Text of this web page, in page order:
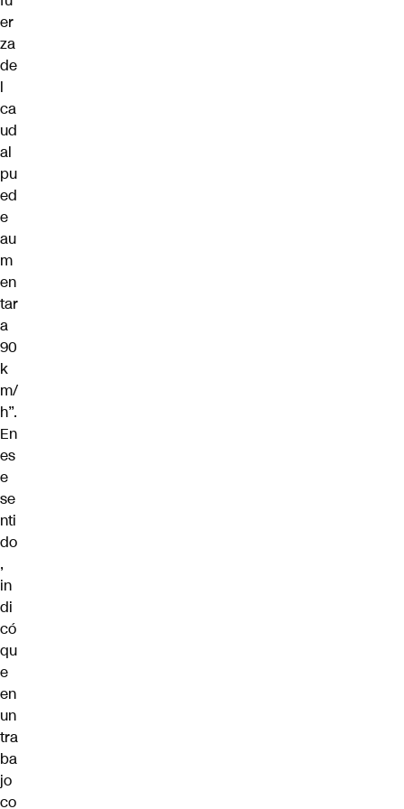
er
za
de
l
ca
ud
al
pu
ed
e
au
m
en
tar
a
90
k
m/
h”.
En
es
e
se
nti
do
,
in
di
có
qu
e
en
un
tra
ba
jo
co